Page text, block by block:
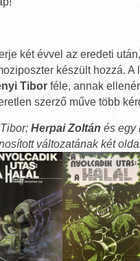
két évvel az eredeti
készült hozzá.
Tiborféle, annak
szerző műve több
Herpai Zoltán és egy
változatának két